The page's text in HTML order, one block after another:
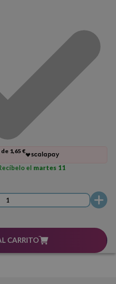
1,65 €
el martes 11
CARRITO